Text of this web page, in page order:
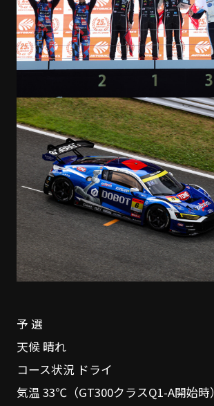
予 選
天候 晴れ
コース状況 ドライ
気温 33℃（GT300クラスQ1-A開始時）